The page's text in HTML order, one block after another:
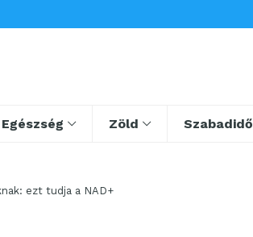
Egészség Zöld Szabadidő
ezt tudja a NAD+